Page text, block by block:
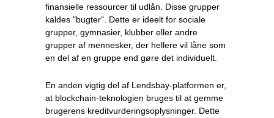
finansielle ressourcer til udlån. Disse grupper
kaldes "bugter". Dette er ideelt for sociale
grupper, gymnasier, klubber eller andre
grupper af mennesker, der hellere vil låne som
en del af en gruppe end gøre det individuelt.
En anden vigtig del af Lendsbay-platformen er,
at blockchain-teknologien bruges til at gemme
brugerens kreditvurderingsoplysninger. Dette